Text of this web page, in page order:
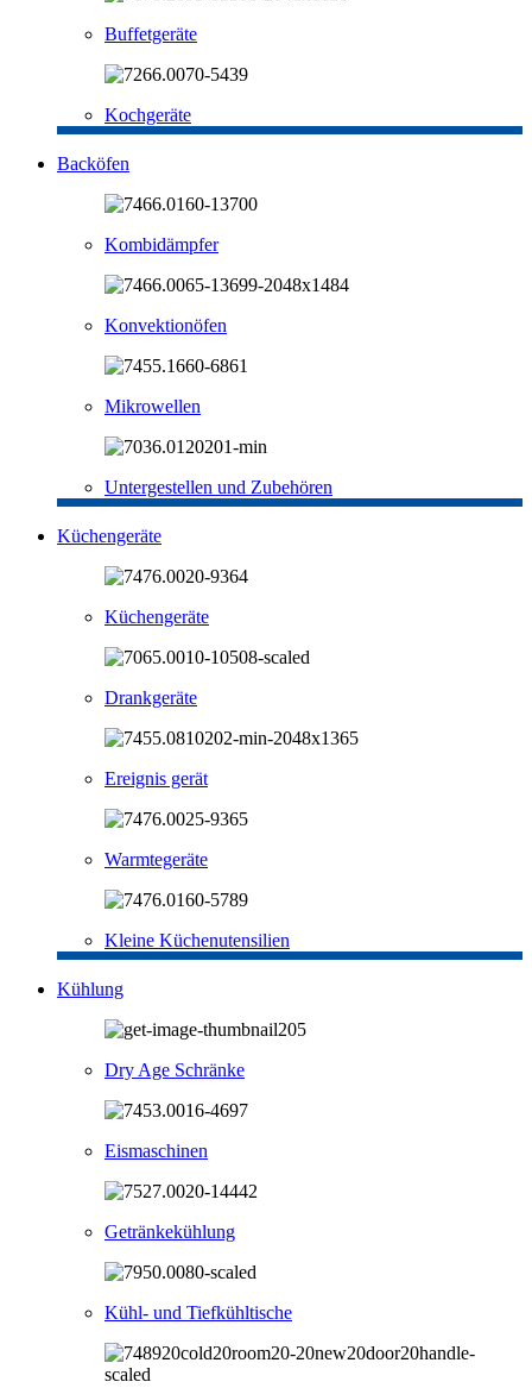
Buffetgeräte
Kochgeräte
Backöfen
Kombidämpfer
Konvektionöfen
Mikrowellen
Untergestellen und Zubehören
Küchengeräte
Küchengeräte
Drankgeräte
Ereignis gerät
Warmtegeräte
Kleine Küchenutensilien
Kühlung
Dry Age Schränke
Eismaschinen
Getränkekühlung
Kühl- und Tiefkühltische